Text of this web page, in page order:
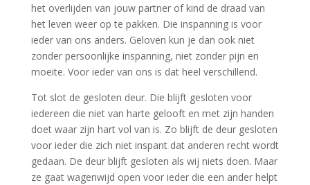
het overlijden van jouw partner of kind de draad van
het leven weer op te pakken. Die inspanning is voor
ieder van ons anders. Geloven kun je dan ook niet
zonder persoonlijke inspanning, niet zonder pijn en
moeite. Voor ieder van ons is dat heel verschillend.
Tot slot de gesloten deur. Die blijft gesloten voor
iedereen die niet van harte gelooft en met zijn handen
doet waar zijn hart vol van is. Zo blijft de deur gesloten
voor ieder die zich niet inspant dat anderen recht wordt
gedaan. De deur blijft gesloten als wij niets doen. Maar
ze gaat wagenwijd open voor ieder die een ander helpt